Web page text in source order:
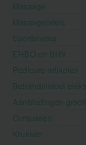
Massage
Massagetafels
Sportbraces
EHBO en BHV
Pedicure artikelen
Behandelstoel
Aanbiedingen
Cursussen
Krukken